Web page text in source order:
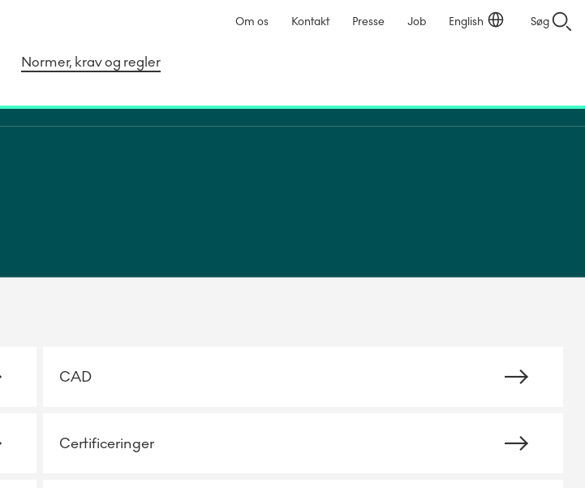
Normer, krav og regler
Om os Kontakt Presse Job English Søg
CAD
Certificeringer